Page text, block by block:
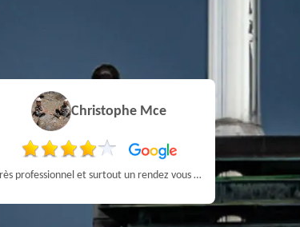
Christophe Mce
Très professionnel et surtout un rendez vous rapide pour un ramonage efficace